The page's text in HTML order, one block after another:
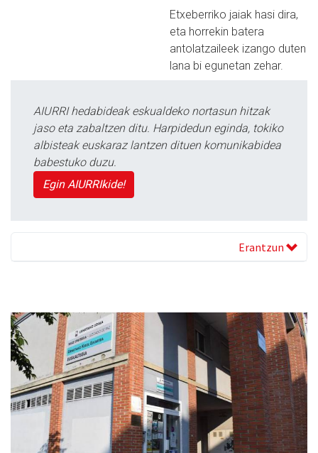
Etxeberriko jaiak hasi dira,
eta horrekin batera
antolatzaileek izango duten
lana bi egunetan zehar.
AIURRI hedabideak eskualdeko nortasun hitzak
jaso eta zabaltzen ditu. Harpidedun eginda, tokiko
albisteak euskaraz lantzen dituen komunikabidea
babestuko duzu.
Egin AIURRIkide!
Erantzun